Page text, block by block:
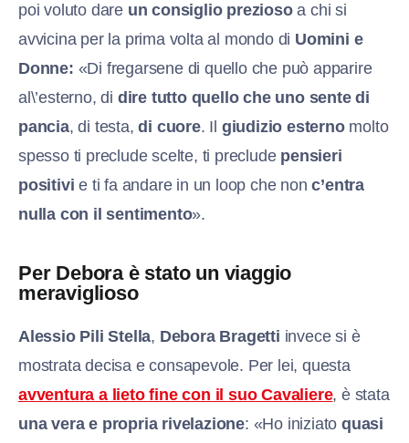
poi voluto dare un consiglio preziosoa chi si
avvicina per la prima volta al mondo di Uomini e
Donne: «Di fregarsene di quello che può apparire
al\’esterno, di dire tutto quello che uno sente di
pancia, di testa,di cuore. Il giudizio esternomolto
spesso ti preclude scelte, ti preclude pensieri
positivi e ti fa andare in un loop che nonc’entra
nulla con il sentimento».
Per Debora è stato un viaggio
meraviglioso
Alessio Pili Stella, Debora Bragetti invece si è
mostrata decisa e consapevole. Per lei, questa
avventura a lieto fine con il suo Cavaliere, è stata
una vera e propria rivelazione: «Ho iniziato quasi